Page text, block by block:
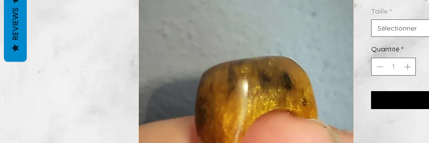
Taille *
Sélectionner
Quantité *
REVIEWS